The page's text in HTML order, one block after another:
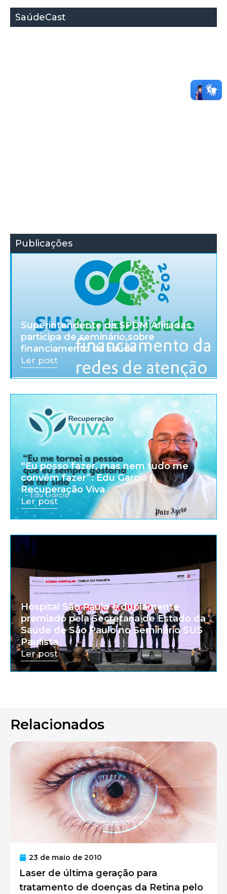
SaúdeCast
Publicações
Superintendente da SPDM Afiliadas
participa de seminário sobre
financiamento da saúde
Ler post
“Eu posso fazer, mas nem tudo me
convém fazer”: Edu Garcia |
Recuperação Viva
Ler post
Hospital São Paulo é duplamente
premiado pela Secretaria de Estado da
Saúde de São Paulo no Seminário SUS
Paulista
Ler post
Relacionados
23 de maio de 2010
Laser de última geração para
tratamento de doenças da Retina pelo